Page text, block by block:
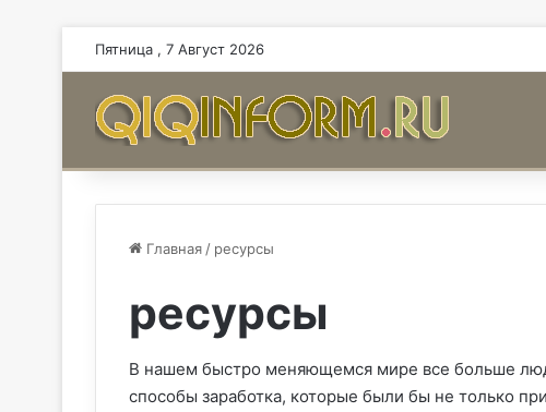
Пятница , 7 Август 2026
Главная / ресурсы
ресурсы
В нашем быстро меняющемся мире все больше
способы заработка, которые были бы не только